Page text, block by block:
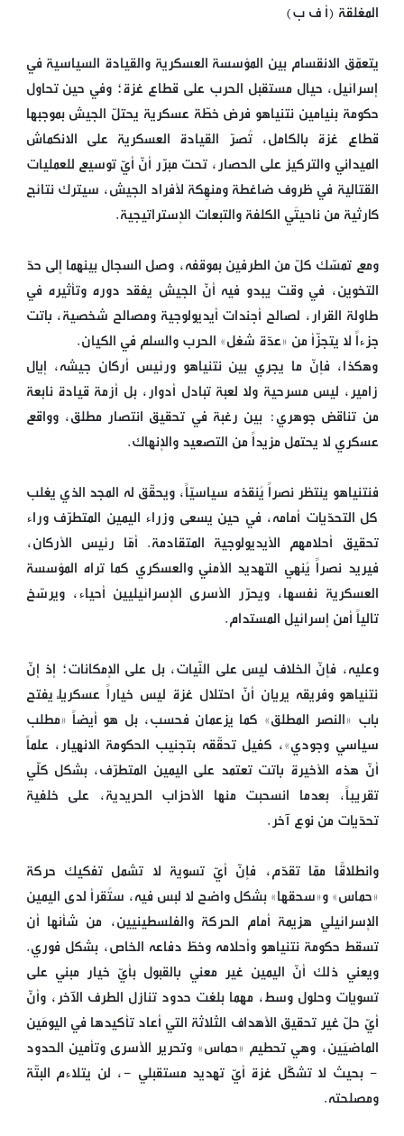
المغلقة (أ ف ب)
يتعمّق الانقسام بين المؤسسة العسكرية والقيادة السياسية في
إسرائيل، حيال مستقبل الحرب على قطاع غزة؛ وفي حين تحاول
حكومة بنيامين نتنياهو فرض خطّة عسكرية يحتلّ الجيش بموجبها
قطاع غزة بالكامل، تُصرّ القيادة العسكرية على الانكماش
الميداني والتركيز على الحصار، تحت مبرّر أنّ أيّ توسيع للعمليات
القتالية في ظروف ضاغطة ومنهِكة لأفراد الجيش، سيترك نتائج
كارثية من ناحيتَي الكلفة والتبعات الإستراتيجية.
ومع تمسّك كلّ من الطرفين بموقفه، وصل السجال بينهما إلى حدّ
التخوين، في وقت يبدو فيه أنّ الجيش يفقد دوره وتأثيره في
طاولة القرار، لصالح أجندات أيديولوجية ومصالح شخصية، باتت
جزءاً لا يتجزّأ من «عدّة شغل» الحرب والسلم في الكيان.
وهكذا، فإنّ ما يجري بين نتنياهو ورئيس أركان جيشه، إيال
زامير، ليس مسرحية ولا لعبة تبادل أدوار، بل أزمة قيادة نابعة
من تناقض جوهري: بين رغبة في تحقيق انتصار مطلق، وواقع
عسكري لا يحتمل مزيداً من التصعيد والإنهاك.
فنتنياهو ينتظر نصراً يُنقذه سياسيّاً، ويحقّق له المجد الذي يغلب
كل التحدّيات أمامه، في حين يسعى وزراء اليمين المتطرّف وراء
تحقيق أحلامهم الأيديولوجية المتقادمة. أمّا رئيس الأركان،
فيريد نصراً يُنهي التهديد الأمني والعسكري كما تراه المؤسسة
العسكرية نفسها، ويحرّر الأسرى الإسرائيليين أحياء، ويرسّخ
تالياً أمن إسرائيل المستدام.
وعليه، فإنّ الخلاف ليس على النّيات، بل على الإمكانات؛ إذ إنّ
نتنياهو وفريقه يريان أنّ احتلال غزة ليس خياراً عسكريّاً يفتح
باب «النصر المطلق» كما يزعمان فحسب، بل هو أيضاً «مطلب
سياسي وجودي»، كفيل تحقّقه بتجنيب الحكومة الانهيار، علماً
أنّ هذه الأخيرة باتت تعتمد على اليمين المتطرّف، بشكل كلّي
تقريباً، بعدما انسحبت منها الأحزاب الحريدية، على خلفية
تحدّيات من نوع آخر.
وانطلاقًا ممّا تقدّم، فإنّ أيّ تسوية لا تشمل تفكيك حركة
«حماس» و«سحقها» بشكل واضح لا لبس فيه، ستُقرأ لدى اليمين
الإسرائيلي هزيمة أمام الحركة والفلسطينيين، من شأنها أن
تسقط حكومة نتنياهو وأحلامه وخطّ دفاعه الخاص، بشكل فوري.
ويعني ذلك أنّ اليمين غير معني بالقبول بأيّ خيار مبني على
تسويات وحلول وسط، مهما بلغت حدود تنازل الطرف الآخر، وأنّ
أيّ حلّ غير تحقيق الأهداف الثلاثة التي أعاد تأكيدها في اليومَين
الماضيَين، وهي تحطيم «حماس» وتحرير الأسرى وتأمين الحدود
- بحيث لا تشكّل غزة أيّ تهديد مستقبلي -، لن يتلاءم البتّة
ومصلحته.